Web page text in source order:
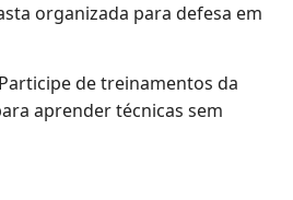
organizada para defesa em
Participe de treinamentos da
aprender técnicas sem